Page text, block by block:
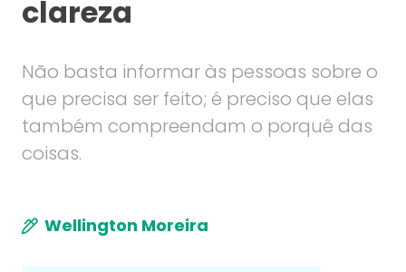
clareza
Não basta informar às pessoas sobre o
que precisa ser feito; é preciso que elas
também compreendam o porquê das
coisas.
Wellington Moreira